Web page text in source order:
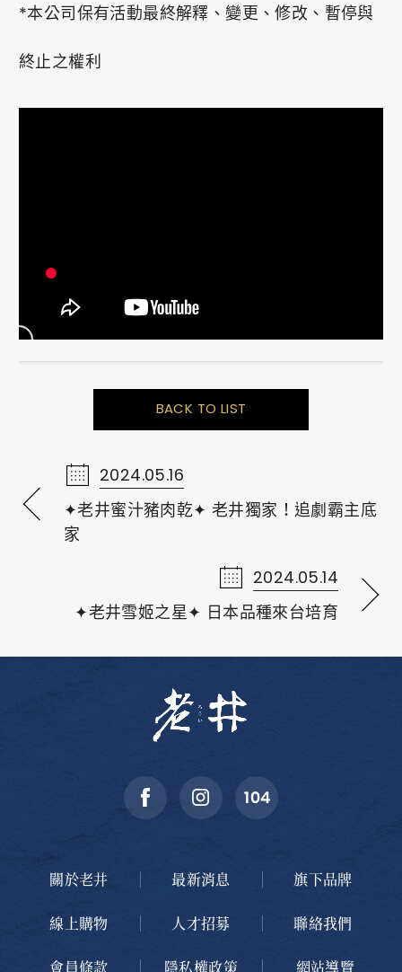
*本公司保有活動最終解釋、變更、修改、暫停與
終止之權利
2024.05.16
✦老井蜜汁豬肉乾✦ 老井獨家！追劇霸主底
家
BACK TO LIST
2024.05.14
✦老井雪姬之星✦ 日本品種來台培育
關於老井 最新消息 旗下品牌
線上購物 人才招募 聯絡我們
會員條款 隱私權政策 網站導覽